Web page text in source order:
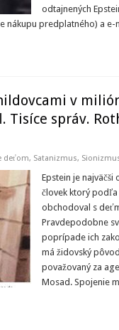
odtajnených
nákupu predplatného) a
v
Tisíce správ.
deťom, Satanizmus,
Epstein je
človek ktorý podľa
obchodoval s
Pravdepodobne
poprípade ich
má židovský
považovaný za
Mosad. Spojenie